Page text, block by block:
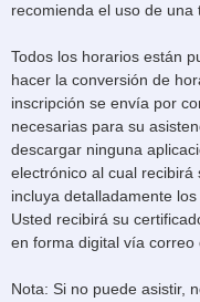
recomienda el uso de una
Todos los horarios están
hacer la conversión de
inscripción se envía por
necesarias para su
descargar ninguna
electrónico al cual recibirá
incluya detalladamente
Usted recibirá su
en forma digital vía correo
Nota: Si no puede asistir,